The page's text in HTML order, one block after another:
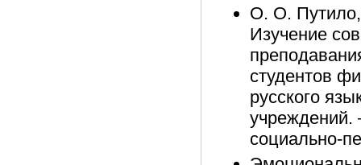
О. О.
Изучение
студентов
русского
учреждений.
социально-